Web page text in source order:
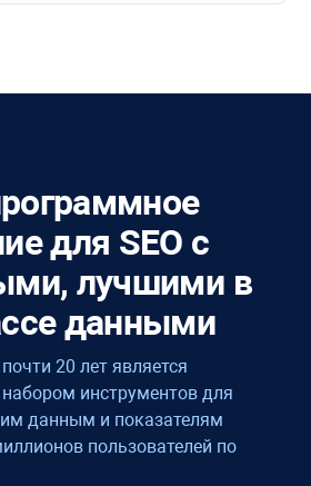
для SEO с
лучшими в
данными
20 лет является
инструментов для
данным и показателям
пользователей по